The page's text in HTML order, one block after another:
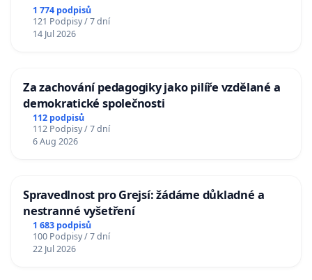
1 774 podpisů
121 Podpisy / 7 dní
14 Jul 2026
Za zachování pedagogiky jako pilíře vzdělané a
demokratické společnosti
112 podpisů
112 Podpisy / 7 dní
6 Aug 2026
Spravedlnost pro Grejsí: žádáme důkladné a
nestranné vyšetření
1 683 podpisů
100 Podpisy / 7 dní
22 Jul 2026